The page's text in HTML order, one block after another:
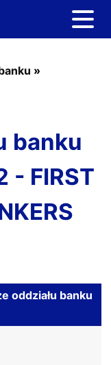
»
banku
- FIRST
oddziału banku